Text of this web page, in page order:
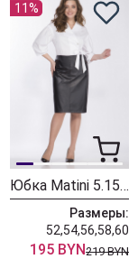
11%
Юбка Matini 5.1547 черный
Размеры:
52,54,56,58,60
195 BYN219 BYN